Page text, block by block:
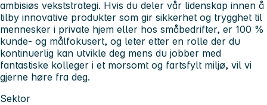
ambisiøs vekststrategi. Hvis du deler vår lidenskap innen å
tilby innovative produkter som gir sikkerhet og trygghet til
mennesker i private hjem eller hos småbedrifter, er 100 %
kunde- og målfokusert, og leter etter en rolle der du
kontinuerlig kan utvikle deg mens du jobber med
fantastiske kolleger i et morsomt og fartsfylt miljø, vil vi
gjerne høre fra deg.
Sektor